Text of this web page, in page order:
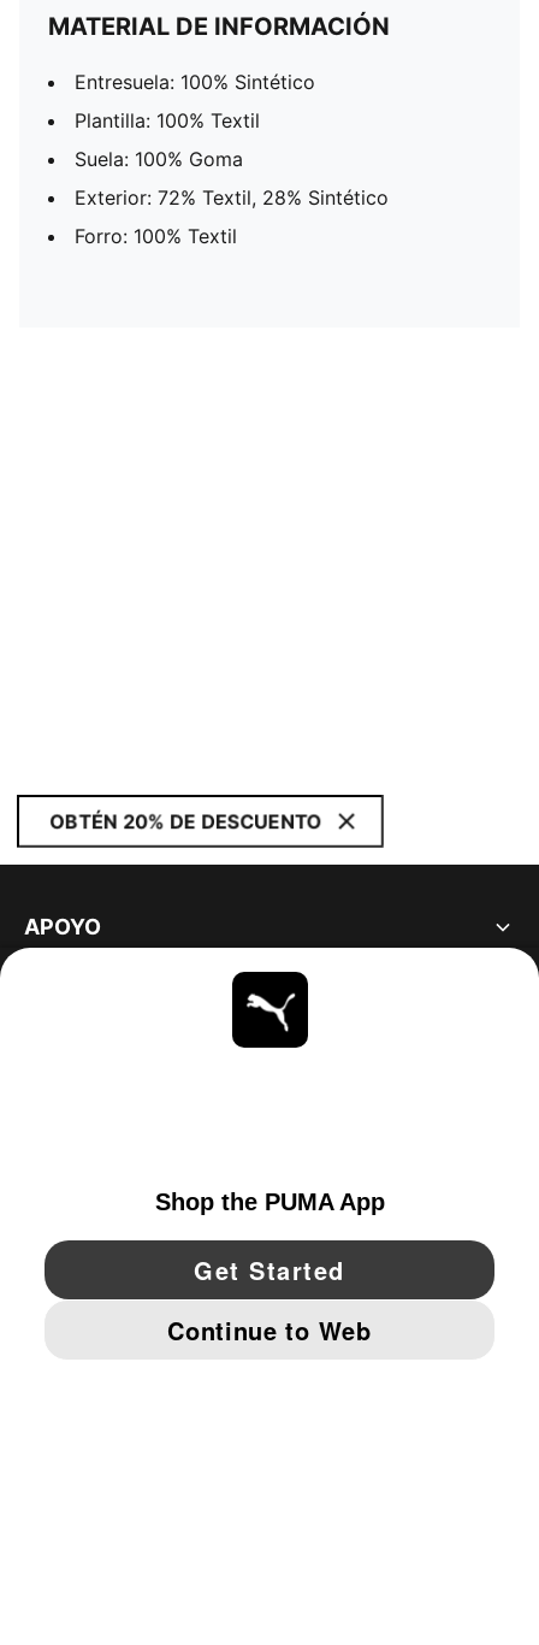
MATERIAL DE INFORMACIÓN
Entresuela: 100% Sintético
Plantilla: 100% Textil
Suela: 100% Goma
Exterior: 72% Textil, 28% Sintético
Forro: 100% Textil
OBTÉN 20% DE DESCUENTO
APOYO
YouTube Twitter Pinterest
IMPRINT AND LEGAL DATA